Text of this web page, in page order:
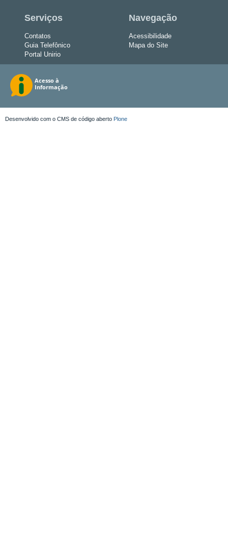
Serviços
Contatos
Guia Telefônico
Portal Unirio
Navegação
Acessibilidade
Mapa do Site
Desenvolvido com o CMS de código aberto Plone